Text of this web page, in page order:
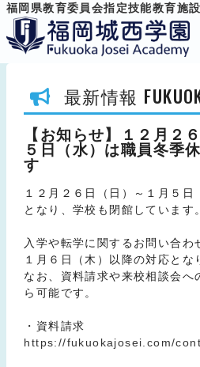
福岡県教育委員会指定技能教育施設
最新情報
【お知らせ】１２月２
５日（水）は職員冬季
す
１２月２６日（日）～１月５日
となり、学校も閉館しています。
入学や転学に関するお問い合わ
１月６日（木）以降の対応とな
なお、資料請求や来校相談会へ
ら可能です。
・資料請求
https://fukuokajosei.com/